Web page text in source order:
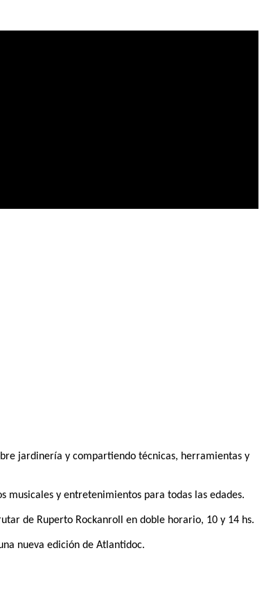
jardinería y compartiendo técnicas, herramientas y
musicales y entretenimientos para todas las edades.
de Ruperto Rockanroll en doble horario, 10 y 14 hs.
nueva edición de Atlantidoc.